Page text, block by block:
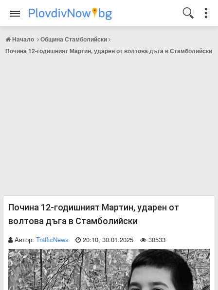
Начало
Община Стамболийски
Почина 12-годишният Мартин, ударен от волтова дъга в Стамболийски
Почина 12-годишният Мартин, ударен от
волтова дъга в Стамболийски
Автор: TrafficNews 20:10, 30.01.2025 30533